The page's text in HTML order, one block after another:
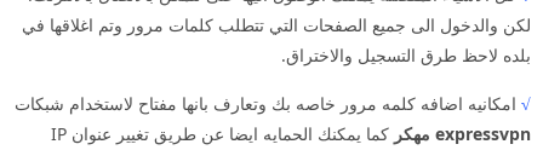
لكن والدخول الى جميع الصفحات التي تتطلب كلمات مرور وتم اغلاقها في
بلده لاحظ طرق التسجيل والاختراق.
√ امكانيه اضافه كلمه مرور خاصه بك وتعارف بانها مفتاح لاستخدام شبكات
expressvpn مهكر
كما يمكنك الحمايه ايضا عن طريق تغيير عنوان IP